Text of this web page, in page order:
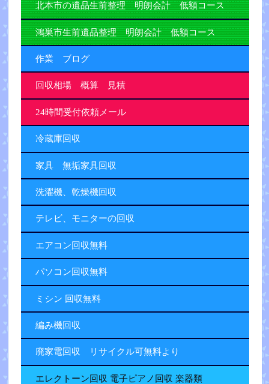
北本市の遺品生前整理 明朗会計 低額コース
鴻巣市生前遺品整理 明朗会計 低額コース
作業 ブログ
回収相場 概算 見積
24時間受付依頼メール
冷蔵庫回収
家具 無垢家具回収
洗濯機、乾燥機回収
テレビ、モニターの回収
エアコン回収無料
パソコン回収無料
ミシン 回収無料
編み機回収
廃家電回収 リサイクル可無料より
エレクトーン回収 電子ピアノ回収 楽器類